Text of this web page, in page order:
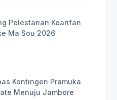
Pelestarian Kearifan
Ma Sou 2026
Kontingen Pramuka
Menuju Jambore